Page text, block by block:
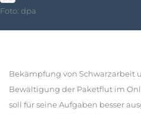
Foto: dpa
Bekämpfung von Schwarzarbeit
Bewältigung der Paketflut im
soll für seine Aufgaben besser